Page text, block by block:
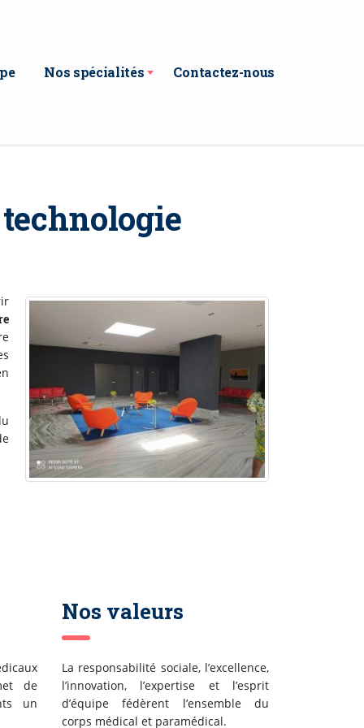
Nos spécialités Contactez-nous
de
un
Nos valeurs
La responsabilité sociale, l’excellence,
l’innovation, l’expertise et l’esprit
d’équipe fédèrent l’ensemble du
corps médical et paramédical.